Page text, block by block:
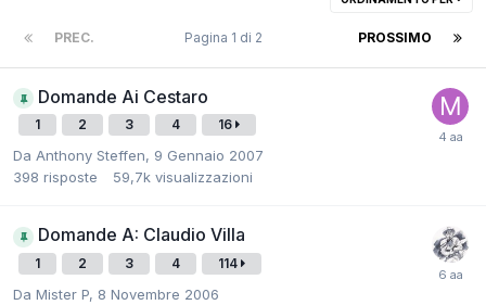
PREC. PROSSIMO
Pagina 1 di 2
Domande Ai Cestaro
1 2 3 4 16
Da Anthony Steffen, 9 Gennaio 2007
398 risposte 59,7k visualizzazioni
Domande A: Claudio Villa
1 2 3 4 114
Da Mister P, 8 Novembre 2006